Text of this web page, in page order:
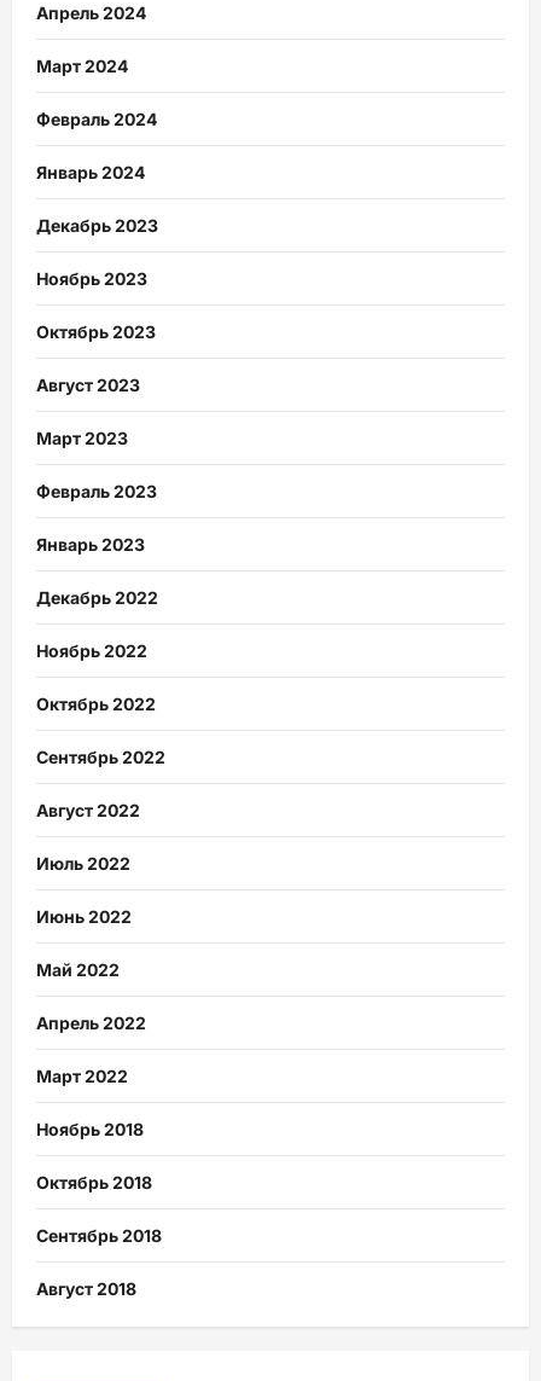
Апрель 2024
Март 2024
Февраль 2024
Январь 2024
Декабрь 2023
Ноябрь 2023
Октябрь 2023
Август 2023
Март 2023
Февраль 2023
Январь 2023
Декабрь 2022
Ноябрь 2022
Октябрь 2022
Сентябрь 2022
Август 2022
Июль 2022
Июнь 2022
Май 2022
Апрель 2022
Март 2022
Ноябрь 2018
Октябрь 2018
Сентябрь 2018
Август 2018